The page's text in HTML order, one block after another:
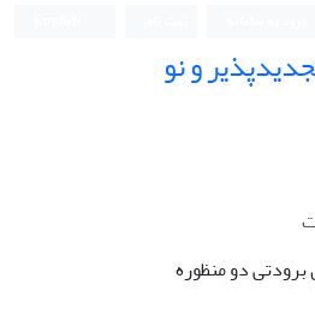
و نو
دو منظوره